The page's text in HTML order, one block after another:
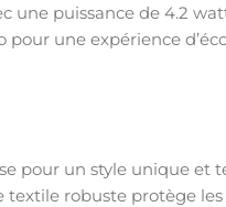
puissance de 4.2
une expérience
pour un style unique et
textile robuste protège